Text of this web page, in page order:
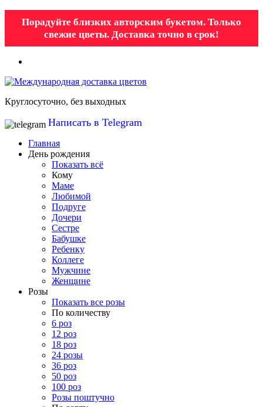
Порадуйте близких авторским букетом. Только
свежие цветы. Доставка точно в срок!
Круглосуточно, без выходных
Написать в Telegram
Главная
День рождения
Показать всё
Кому
Маме
Любимой
Подруге
Дочери
Сестре
Бабушке
Ребенку
Коллеге
Мужчине
Женщине
Розы
Показать все розы
По количеству
6 роз
12 роз
18 роз
24 розы
36 роз
50 роз
100 роз
Розы поштучно